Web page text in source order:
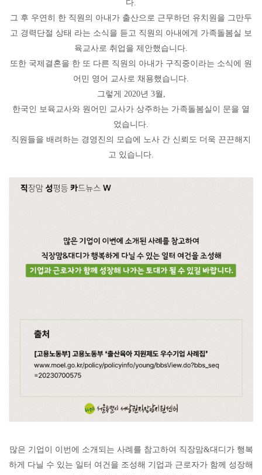
다.
그 후 우연히 한 직원의 아내가 출산으로 근무하던 유치원을 그만두
고 경력단절 상태 라는 소식을 듣고 직원의 아내에게 가족돌봄실 보
육교사로 취업을 제안했습니다.
또한 국제결혼을 한 또 다른 직원의 아내가 구직중이라는 소식에 원
어민 영어 교사로 채용했습니다.
그렇게 2020년 3월,
한국인 보육교사와 원어민 교사가 상주하는 가족돌봄실이 문을 열
었습니다.
직원들을 배려하는 경영진의 모습에 노사 간 신뢰도 더욱 끈끈해지
고 있습니다.
많은 기업이 이번에 소개되는 사례를 참고하여 직장맘&대디가 행복
하게 다닐 수 있는 일터 여건을 조성해 기업과 근로자가 함께 성장해